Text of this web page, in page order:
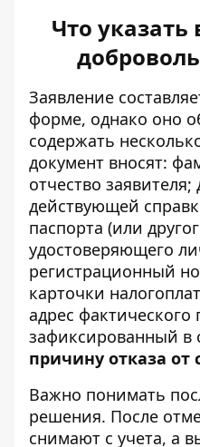
Что указать
Заявление
форме, однако оно
содержать
документ вносят:
отчество
действующей
паспорта (или
удостоверяющего
регистрационный
карточки
адрес
зафиксированный в
причину отказа от
Важно понимать
решения. После
снимают с учета, а